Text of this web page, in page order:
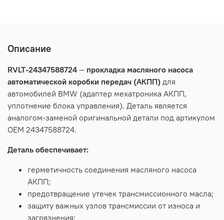
Описание
RVLT-24347588724 — прокладка масляного насоса
автоматической коробки передач (АКПП) для
автомобилей BMW (адаптер мехатроника АКПП,
уплотнение блока управления). Деталь является
аналогом-заменой оригинальной детали под артикулом
OEM 24347588724.
Деталь обеспечивает:
герметичность соединения масляного насоса
АКПП;
предотвращение утечек трансмиссионного масла;
защиту важных узлов трансмиссии от износа и
загрязнения;